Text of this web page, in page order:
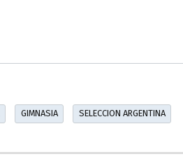
GIMNASIA SELECCION ARGENTINA